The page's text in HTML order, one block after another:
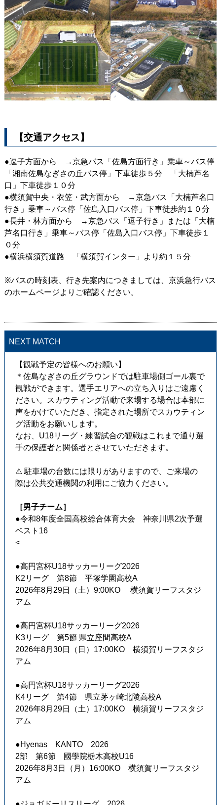
【交通アクセス】
●逗子方面から →京急バス「佐島方面行き」乗車～バス停
「湘南佐島なぎさの丘バス停」下車徒歩５分 「大楠芦名
口」下車徒歩１０分
●横須賀中央・衣笠・武方面から →京急バス「大楠芦名口
行き」乗車～バス停「佐島入口バス停」下車徒歩約１０分
●長井・林方面から →京急バス「逗子行き」または「大楠
芦名口行き」乗車～バス停「佐島入口バス停」下車徒歩１
０分
●横浜横須賀道路 「横須賀インター」より約１５分
※バスの時刻表、行き先案内につきましては、京浜急行バス
のホームページよりご確認ください。
NEXT MATCH
【観戦予定の皆様へのお願い】
＊佐島なぎさの丘グラウンドでは駐車場側ゴール裏で
観戦ができます。選手エリアへの立ち入りはご遠慮く
ださい。スカウティング活動で来場する場合は本部に
声をかけていただき、指定された場所でスカウティン
グ活動をお願いします。
なお、U18リーグ・練習試合の観戦はこれまで通り選
手の保護者と関係者とさせていただきます。
⚠ 駐車場の台数には限りがありますので、ご来場の
際は公共交通機関の利用にご協力ください。
［男子チーム］
●令和8年度全国高校総合体育大会 神奈川県2次予選
ベスト16
<
●高円宮杯U18サッカーリーグ2026
K2リーグ 第8節 平塚学園高校A
2026年8月29日（土）9:00KO 横須賀リーフスタジ
アム
●高円宮杯U18サッカーリーグ2026
K3リーグ 第5節 県立座間高校A
2026年8月30日（日）17:00KO 横須賀リーフスタジ
アム
●高円宮杯U18サッカーリーグ2026
K4リーグ 第4節 県立茅ヶ崎北陵高校A
2026年8月29日（土）17:00KO 横須賀リーフスタジ
アム
●Hyenas KANTO 2026
2部 第6節 國學院栃木高校U16
2026年8月3日（月）16:00KO 横須賀リーフスタジ
アム